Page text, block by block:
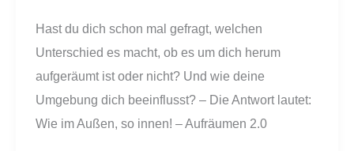
Hast du dich schon mal gefragt, welchen
Unterschied es macht, ob es um dich herum
aufgeräumt ist oder nicht? Und wie deine
Umgebung dich beeinflusst? – Die Antwort lautet:
Wie im Außen, so innen! – Aufräumen 2.0